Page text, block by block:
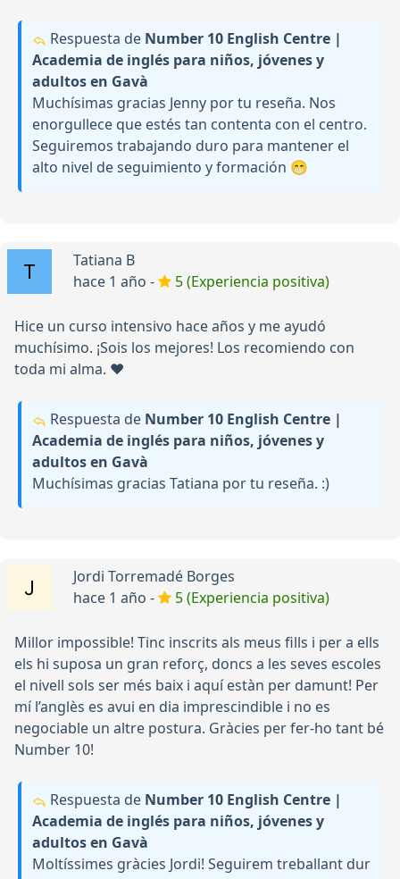
Respuesta de Number 10 English Centre |
Academia de inglés para niños, jóvenes y
adultos en Gavà
Muchísimas gracias Jenny por tu reseña. Nos
enorgullece que estés tan contenta con el centro.
Seguiremos trabajando duro para mantener el
alto nivel de seguimiento y formación 😁
Tatiana B
hace 1 año -
5 (Experiencia positiva)
Hice un curso intensivo hace años y me ayudó
muchísimo. ¡Sois los mejores! Los recomiendo con
toda mi alma. ❤️
Respuesta de Number 10 English Centre |
Academia de inglés para niños, jóvenes y
adultos en Gavà
Muchísimas gracias Tatiana por tu reseña. :)
Jordi Torremadé Borges
hace 1 año -
5 (Experiencia positiva)
Millor impossible! Tinc inscrits als meus fills i per a ells
els hi suposa un gran reforç, doncs a les seves escoles
el nivell sols ser més baix i aquí estàn per damunt! Per
mí l’anglès es avui en dia imprescindible i no es
negociable un altre postura. Gràcies per fer-ho tant bé
Number 10!
Respuesta de Number 10 English Centre |
Academia de inglés para niños, jóvenes y
adultos en Gavà
Moltíssimes gràcies Jordi! Seguirem treballant dur